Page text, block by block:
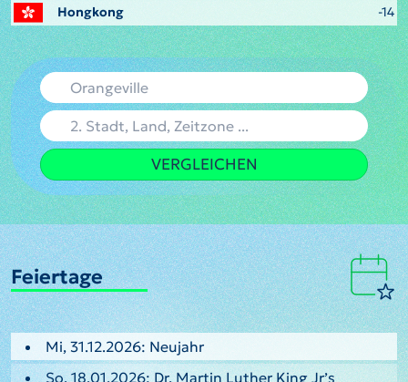
Hongkong
-14
VERGLEICHEN
Feiertage
Mi, 31.12.2026: Neujahr
So, 18.01.2026: Dr. Martin Luther King Jr’s